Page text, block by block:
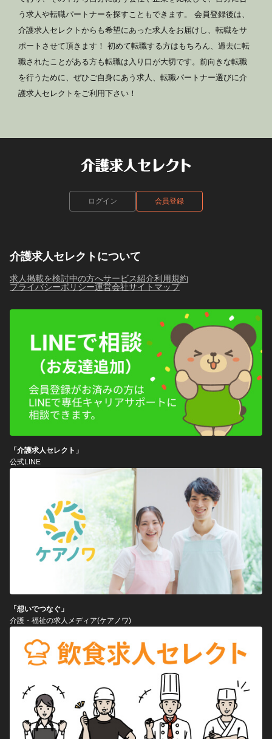
う求人や転職パートナーを探すこともできます。 会員登録後は、
介護求人セレクトからも希望にあった求人をお届けし、転職をサ
ポートさせて頂きます！ 初めて転職する方はもちろん、過去に転
職されたことがある方も転職は入り口が大切です。前向きな転職
を行うために、ぜひご自身にあう求人、転職パートナー選びに介
護求人セレクトをご利用下さい！
ログイン 会員登録
介護求人セレクトについて
求人掲載を検討中の方へサービス紹介利用規約
プライバシーポリシー運営会社サイトマップ
「介護求人セレクト」
公式LINE
「想いでつなぐ」
介護・福祉の求人メディア(ケアノワ)